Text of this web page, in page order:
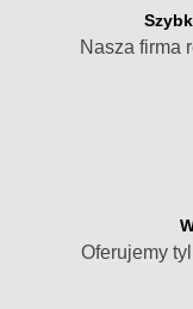
Nasza firma
Oferujemy